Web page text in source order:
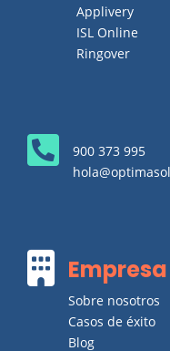
Applivery
ISL Online
Ringover

900 373 995
 Empresa
Sobre nosotros
Casos de éxito
Blog